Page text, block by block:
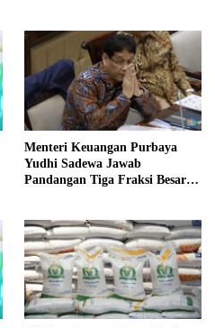
Menteri Keuangan Purbaya
Yudhi Sadewa Jawab
Pandangan Tiga Fraksi Besar